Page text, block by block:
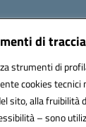
di
strumenti di
cookies tecnici
sito, alla fruibilità
– sono
27 90133 -